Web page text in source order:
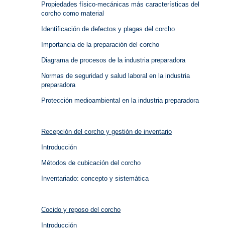
Propiedades físico-mecánicas más características del
corcho como material
Identificación de defectos y plagas del corcho
Importancia de la preparación del corcho
Diagrama de procesos de la industria preparadora
Normas de seguridad y salud laboral en la industria
preparadora
Protección medioambiental en la industria preparadora
Recepción del corcho y gestión de inventario
Introducción
Métodos de cubicación del corcho
Inventariado: concepto y sistemática
Cocido y reposo del corcho
Introducción